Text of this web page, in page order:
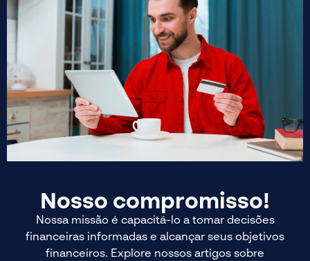
Nosso compromisso!
Nossa missão é capacitá-lo a tomar decisões
financeiras informadas e alcançar seus objetivos
financeiros. Explore nossos artigos sobre